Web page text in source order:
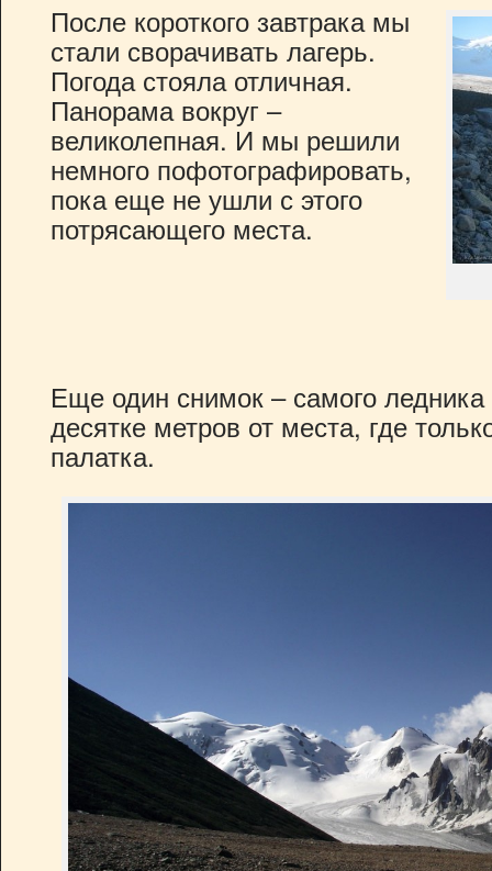
После короткого завтрака мы
стали сворачивать лагерь.
Погода стояла отличная.
Панорама вокруг –
великолепная. И мы решили
немного пофотографировать,
пока еще не ушли с этого
потрясающего места.
Еще один снимок – самого
десятке метров от места, где
палатка.